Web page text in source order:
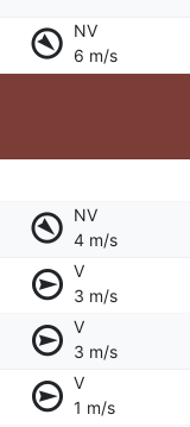
NV
6 m/s
NV
4 m/s
V
3 m/s
V
3 m/s
V
1 m/s